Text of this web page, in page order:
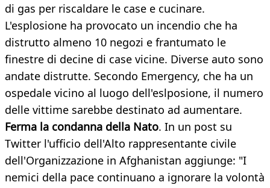
di gas per riscaldare le case e cucinare.
L'esplosione ha provocato un incendio che ha
distrutto almeno 10 negozi e frantumato le
finestre di decine di case vicine. Diverse auto sono
andate distrutte. Secondo Emergency, che ha un
ospedale vicino al luogo dell'eslposione, il numero
delle vittime sarebbe destinato ad aumentare.
Ferma la condanna della Nato. In un post su
Twitter l'ufficio dell'Alto rappresentante civile
dell'Organizzazione in Afghanistan aggiunge: "I
nemici della pace continuano a ignorare la volontà